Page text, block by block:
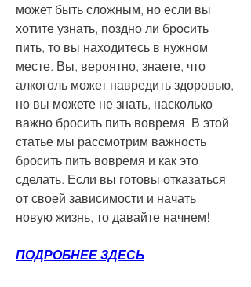
может быть сложным, но если вы
хотите узнать, поздно ли бросить
пить, то вы находитесь в нужном
месте. Вы, вероятно, знаете, что
алкоголь может навредить здоровью,
но вы можете не знать, насколько
важно бросить пить вовремя. В этой
статье мы рассмотрим важность
бросить пить вовремя и как это
сделать. Если вы готовы отказаться
от своей зависимости и начать
новую жизнь, то давайте начнем!
ПОДРОБНЕЕ ЗДЕСЬ